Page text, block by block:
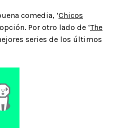
comedia, ‘Chicos
Por otro lado de ‘The
series de los últimos